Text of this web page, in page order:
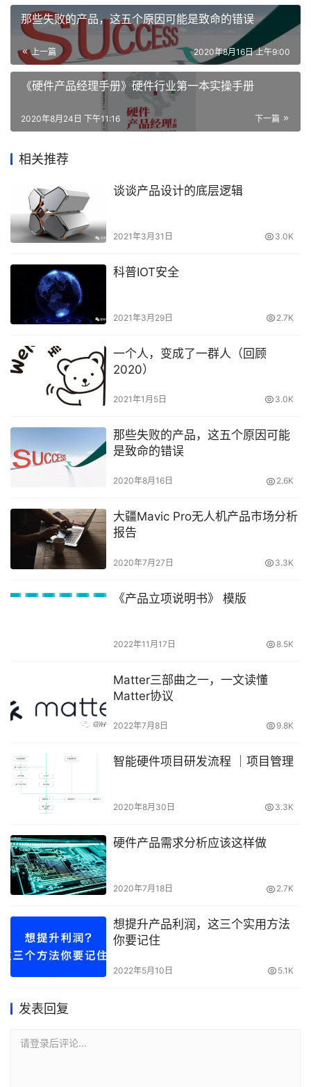
那些失败的产品，这五个原因可能是致命的错误
上一篇 2020年8月16日 上午9:00
《硬件产品经理手册》硬件行业第一本实操手册
下一篇
2020年8月24日 下午11:16
相关推荐
谈谈产品设计的底层逻辑
2021年3月31日 3.0K
科普IOT安全
2021年3月29日 2.7K
一个人，变成了一群人（回顾
2020）
2021年1月5日 3.0K
那些失败的产品，这五个原因可能
是致命的错误
2020年8月16日 2.6K
大疆Mavic Pro无人机产品市场分析
报告
2020年7月27日 3.3K
《产品立项说明书》 模版
2022年11月17日 8.5K
Matter三部曲之一，一文读懂
Matter协议
2022年7月8日 9.8K
智能硬件项目研发流程 ｜项目管理
2020年8月30日 3.3K
硬件产品需求分析应该这样做
2020年7月18日 2.7K
想提升产品利润，这三个实用方法
你要记住
2022年5月10日 5.1K
发表回复
请登录后评论...